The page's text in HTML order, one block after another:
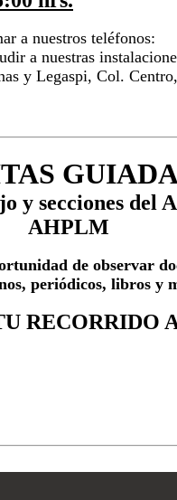
a nuestros teléfonos:
a nuestras
y Legaspi, Col.
y secciones del
AHPLM
de observar
periódicos, libros y
RECORRIDO